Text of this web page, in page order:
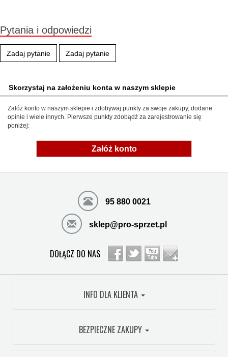
Pytania i odpowiedzi
Zadaj pytanie Zadaj pytanie
Skorzystaj na założeniu konta w naszym sklepie
Załóż konto w naszym sklepie i zdobywaj punkty za swoje zakupy, dodane
opinie i wiele innych. Pierwsze punkty zdobądź za zarejestrowanie się
poniżej:
Załóż konto
95 880 0021
sklep@pro-sprzet.pl
DOŁĄCZ DO NAS
INFO DLA KLIENTA
BEZPIECZNE ZAKUPY